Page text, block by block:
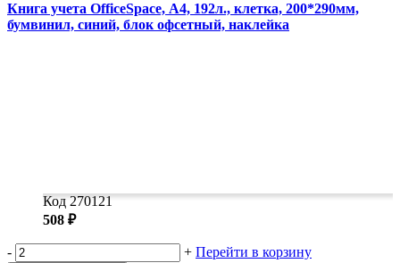
Книга учета OfficeSpace, А4, 192л., клетка, 200*290мм,
бумвинил, синий, блок офсетный, наклейка
Код 270121
508 ₽
- + Перейти в корзину